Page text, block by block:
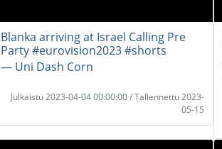
Blanka arriving at Israel Calling Pre
Party #eurovision2023 #shorts
― Uni Dash Corn
Julkaistu 2023-04-04 00:00:00 / Tallennettu 2023-
05-15